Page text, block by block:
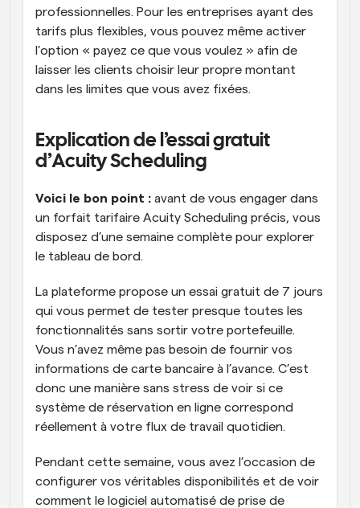
professionnelles. Pour les entreprises ayant des
tarifs plus flexibles, vous pouvez même activer
l’option « payez ce que vous voulez » afin de
laisser les clients choisir leur propre montant
dans les limites que vous avez fixées.
Explication de l’essai gratuit
d’Acuity Scheduling
Voici le bon point : avant de vous engager dans
un forfait tarifaire Acuity Scheduling précis, vous
disposez d’une semaine complète pour explorer
le tableau de bord.
La plateforme propose un essai gratuit de 7 jours
qui vous permet de tester presque toutes les
fonctionnalités sans sortir votre portefeuille.
Vous n’avez même pas besoin de fournir vos
informations de carte bancaire à l’avance. C’est
donc une manière sans stress de voir si ce
système de réservation en ligne correspond
réellement à votre flux de travail quotidien.
Pendant cette semaine, vous avez l’occasion de
configurer vos véritables disponibilités et de voir
comment le logiciel automatisé de prise de